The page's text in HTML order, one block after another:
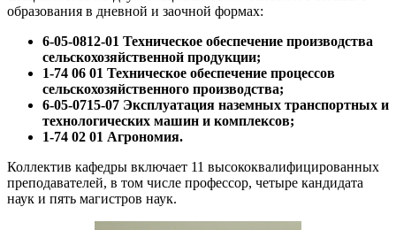
образования в дневной и заочной формах:
6-05-0812-01 Техническое обеспечение производства
сельскохозяйственной продукции;
1-74 06 01 Техническое обеспечение процессов
сельскохозяйственного производства;
6-05-0715-07 Эксплуатация наземных транспортных и
технологических машин и комплексов;
1-74 02 01 Агрономия.
Коллектив кафедры включает 11 высококвалифицированных
преподавателей, в том числе профессор, четыре кандидата
наук и пять магистров наук.